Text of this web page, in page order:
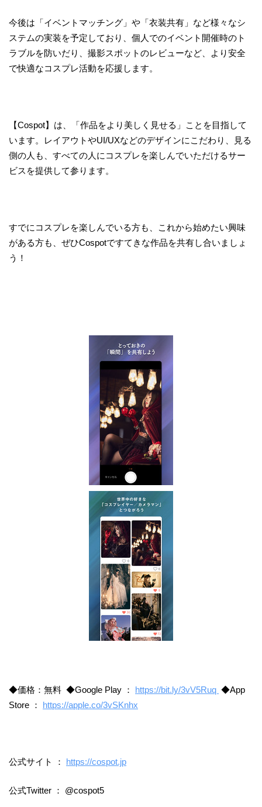
今後は「イベントマッチング」や「衣装共有」など様々なシ
ステムの実装を予定しており、個人でのイベント開催時のト
ラブルを防いだり、撮影スポットのレビューなど、より安全
で快適なコスプレ活動を応援します。
【Cospot】は、「作品をより美しく見せる」ことを目指して
います。レイアウトやUI/UXなどのデザインにこだわり、見る
側の人も、すべての人にコスプレを楽しんでいただけるサー
ビスを提供して参ります。
すでにコスプレを楽しんでいる方も、これから始めたい興味
がある方も、ぜひCospotですてきな作品を共有し合いましょ
う！
◆価格：無料 ◆Google Play ： https://bit.ly/3vV5Ruq ◆App
Store ： https://apple.co/3vSKnhx
公式サイト ： https://cospot.jp
公式Twitter ： @cospot5